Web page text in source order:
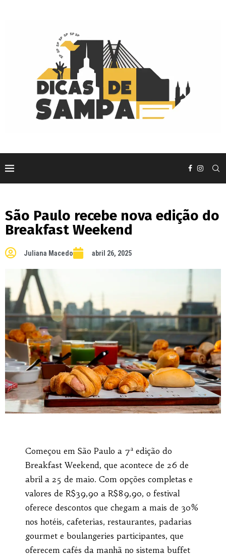
São Paulo recebe nova edição do
Breakfast Weekend
Juliana Macedo abril 26, 2025
Começou em São Paulo a 7ª edição do
Breakfast Weekend, que acontece de 26 de
abril a 25 de maio. Com opções completas e
valores de R$39,90 a R$89,90, o festival
oferece descontos que chegam a mais de 30%
nos hotéis, cafeterias, restaurantes, padarias
gourmet e boulangeries participantes, que
oferecem cafés da manhã no sistema buffet